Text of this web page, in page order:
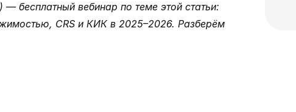
бесплатный вебинар по теме этой статьи:
CRS и КИК в 2025–2026. Разберём